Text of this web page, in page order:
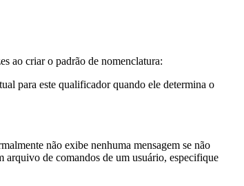
ao criar o padrão de nomenclatura:
para este qualificador quando ele determina o
não exibe nenhuma mensagem se não
arquivo de comandos de um usuário, especifique